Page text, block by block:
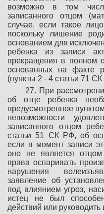
возможно в том
записанного отцом
случае, если такое
поскольку лишение
основанием для
ребенка из записи
прекращения в полном
основанных на факте
(пункты 2 - 4 статьи 71
27. При
об отце ребенка
предусмотренное
невозможности
записанного отцом
статьи 51 СК РФ, об
если в момент записи
оно не является
права оспаривать
нарушения
заявление об
под влиянием угроз,
истец не был
действий или руководить